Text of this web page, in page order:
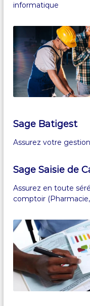
informatique
Sage Batigest
Assurez votre
Sage Saisie de
Assurez en toute
comptoir